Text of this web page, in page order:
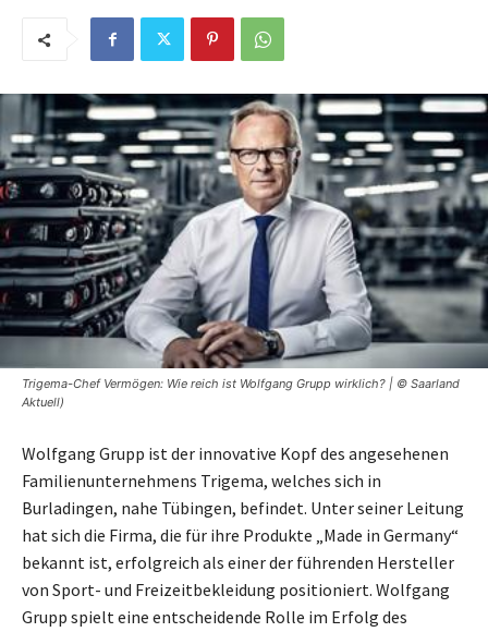
Trigema-Chef Vermögen: Wie reich ist Wolfgang Grupp wirklich? | © Saarland
Aktuell)
Wolfgang Grupp ist der innovative Kopf des angesehenen
Familienunternehmens Trigema, welches sich in
Burladingen, nahe Tübingen, befindet. Unter seiner Leitung
hat sich die Firma, die für ihre Produkte „Made in Germany“
bekannt ist, erfolgreich als einer der führenden Hersteller
von Sport- und Freizeitbekleidung positioniert. Wolfgang
Grupp spielt eine entscheidende Rolle im Erfolg des